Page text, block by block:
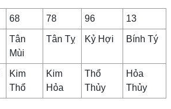
68 78 96 13
Tân
Mùi
Tân Tỵ Kỷ Hợi Bính Tý
Kim
Thổ
Kim
Hỏa
Thổ
Thủy
Hỏa
Thủy